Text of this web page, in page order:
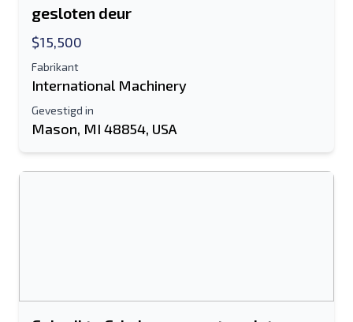
gesloten deur
$15,500
Fabrikant
International Machinery
Gevestigd in
Mason, MI 48854, USA